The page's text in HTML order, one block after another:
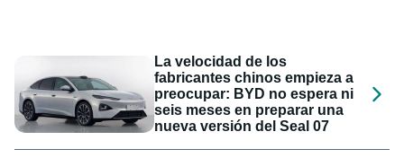
La velocidad de los
fabricantes chinos empieza a
preocupar: BYD no espera ni
seis meses en preparar una
nueva versión del Seal 07